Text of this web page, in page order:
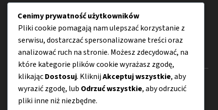
Wellness
Porady
Menu
Kontakt
Cenimy prywatność użytkowników
Pliki cookie pomagają nam ulepszać korzystanie z
serwisu, dostarczać spersonalizowane treści oraz
analizować ruch na stronie. Możesz zdecydować, na
które kategorie plików cookie wyrażasz zgodę,
klikającDostosuj. KliknijAkceptuj wszystkie, aby
wyrazić zgodę, lub Odrzuć wszystkie, aby odrzucić
pliki inne niż niezbędne.